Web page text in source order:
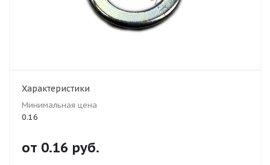
Характеристики
Минимальная цена
0.16
от 0.16 руб.